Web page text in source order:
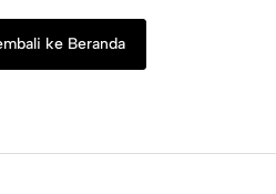
ke Beranda